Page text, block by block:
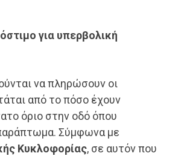
για υπερβολική
να πληρώσουν οι
από το πόσο έχουν
όριο στην οδό όπου
Σύμφωνα με
Κυκλοφορίας, σε αυτόν που